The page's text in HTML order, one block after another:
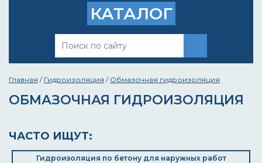
КАТАЛОГ
Главная / Гидроизоляция / Обмазочная гидроизоляция
ОБМАЗОЧНАЯ ГИДРОИЗОЛЯЦИЯ
ЧАСТО ИЩУТ:
Гидроизоляция по бетону для наружных работ